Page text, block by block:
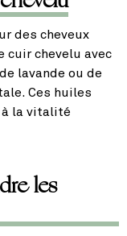
des cheveux
cuir chevelu avec
lavande ou de
Ces huiles
à la vitalité
les